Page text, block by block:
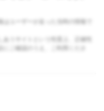
ユーザーが走った当時の情報で
うサイトという性質上、正確性
ご確認のうえ、ご利用くださ